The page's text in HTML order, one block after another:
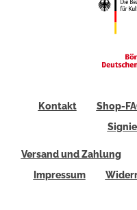
Kontakt Shop-
Versand und Zahlung
Impressum